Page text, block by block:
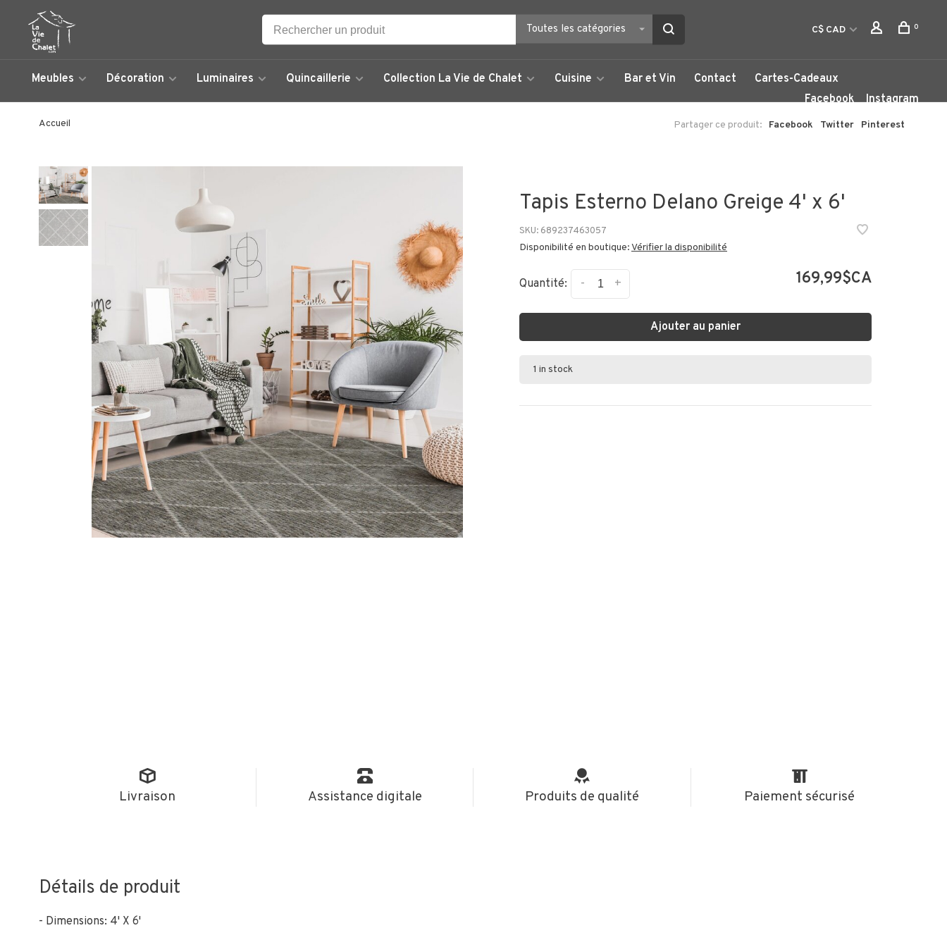
Toutes les catégories C$ CAD 0
Meubles Décoration Luminaires Quincaillerie Collection La Vie de Chalet Cuisine Bar et Vin Contact
Cartes-Cadeaux
Facebook
Instagram
Accueil Partager ce produit: Facebook Twitter Pinterest
Tapis Esterno Delano Greige 4' x 6'
SKU: 689237463057
Disponibilité en boutique:Vérifier la disponibilité
Quantité: +
- 169,99$CA
Ajouter au panier
1 in stock
Livraison Assistance digitale Produits de qualité Paiement sécurisé
Détails de produit
- Dimensions: 4' X 6'